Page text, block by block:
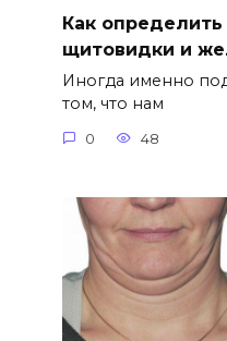
Как
щитовидки и
Иногда именно
том, что нам
0 48